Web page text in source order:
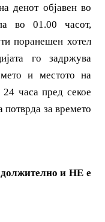
денот објавен во
во 01.00 часот,
поранешен хотел
го задржува
и местото на
часа пред секое
за времето
и НЕ е